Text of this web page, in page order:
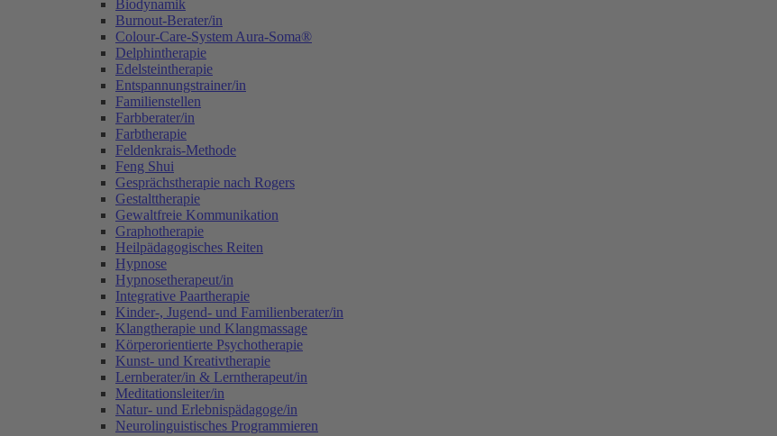
Biodynamik
Burnout-Berater/in
Colour-Care-System Aura-Soma®
Delphintherapie
Edelsteintherapie
Entspannungstrainer/in
Familienstellen
Farbberater/in
Farbtherapie
Feldenkrais-Methode
Feng Shui
Gesprächstherapie nach Rogers
Gestalttherapie
Gewaltfreie Kommunikation
Graphotherapie
Heilpädagogisches Reiten
Hypnose
Hypnosetherapeut/in
Integrative Paartherapie
Kinder-, Jugend- und Familienberater/in
Klangtherapie und Klangmassage
Körperorientierte Psychotherapie
Kunst- und Kreativtherapie
Lernberater/in & Lerntherapeut/in
Meditationsleiter/in
Natur- und Erlebnispädagoge/in
Neurolinguistisches Programmieren